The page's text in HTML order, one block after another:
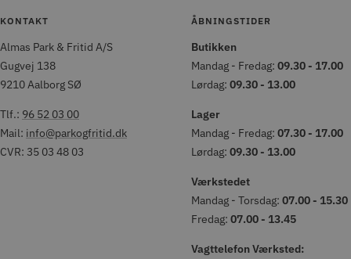
KONTAKT
Almas Park & Fritid A/S
Gugvej 138
9210 Aalborg SØ
Tlf.: 96 52 03 00
Mail: info@parkogfritid.dk
CVR: 35 03 48 03
ÅBNINGSTIDER
Butikken
Mandag - Fredag: 09.30 - 17.00
Lørdag: 09.30 - 13.00
Lager
Mandag - Fredag: 07.30 - 17.00
Lørdag: 09.30 - 13.00
Værkstedet
Mandag - Torsdag: 07.00 - 15.30
Fredag: 07.00 - 13.45
Vagttelefon Værksted: